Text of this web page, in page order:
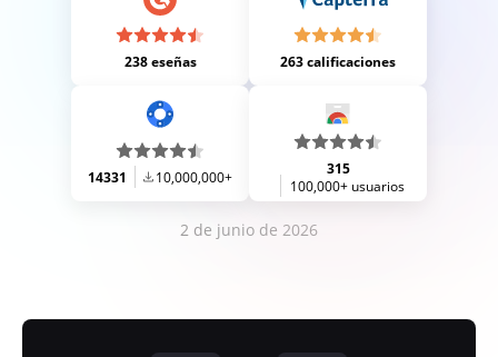
238 eseñas 263 calificaciones
14331 10,000,000+
315
100,000+ usuarios
2 de junio de 2026